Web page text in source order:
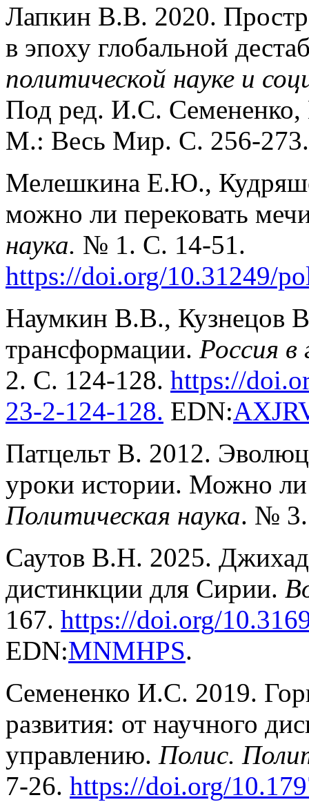
Лапкин В.В. 2020.
в эпоху глобальной
политической науке и
Под ред. И.С.
М.: Весь Мир. С. 256-
Мелешкина Е.Ю.,
можно ли перековать
наука. № 1. С. 14-51.
https://doi.org/10.31249/
Наумкин В.В., Кузнецов
трансформации. Россия в
2. С. 124-128. https://doi.
23-2-124-128. EDN:
Патцельт В. 2012.
уроки истории. Можно ли
Политическая наука. №
Саутов В.Н. 2025.
дистинкции для Сирии.
167. https://doi.org/
EDN:MNMHPS.
Семененко И.С. 2019.
развития: от научного
управлению. Полис.
7-26. https://doi.org/